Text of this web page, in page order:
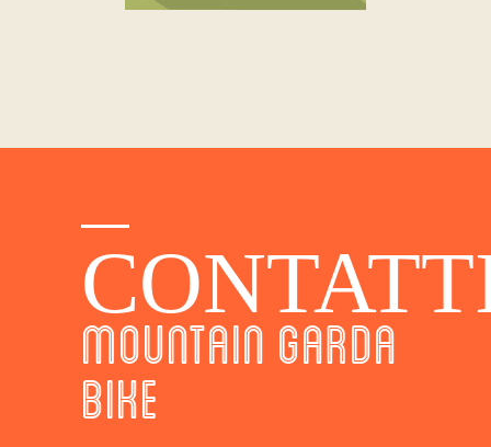
MOUNTAIN GARDA
BIKE